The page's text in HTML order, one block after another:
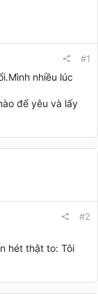
#1
nhiều lúc
để yêu và lấy
#2
hét thật to: Tôi